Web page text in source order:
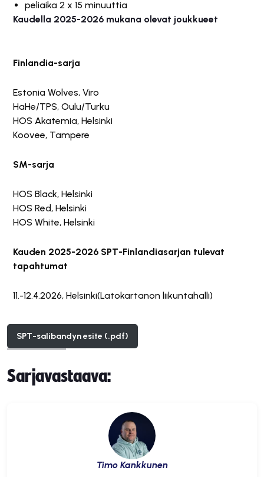
peliaika 2 x 15 minuuttia
Kaudella 2025-2026 mukana olevat joukkueet
Finlandia-sarja
Estonia Wolves, Viro
HaHe/TPS, Oulu/Turku
HOS Akatemia, Helsinki
Koovee, Tampere
SM-sarja
HOS Black, Helsinki
HOS Red, Helsinki
HOS White, Helsinki
Kauden 2025-2026 SPT-Finlandiasarjan tulevat
tapahtumat
11.-12.4.2026, Helsinki(Latokartanon liikuntahalli)
SPT-salibandyn esite (.pdf)
Sarjavastaava:
Timo Kankkunen